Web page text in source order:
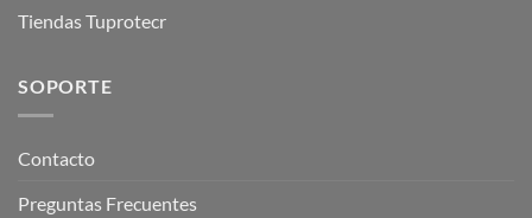
Tiendas Tuprotecr
SOPORTE
Contacto
Preguntas Frecuentes